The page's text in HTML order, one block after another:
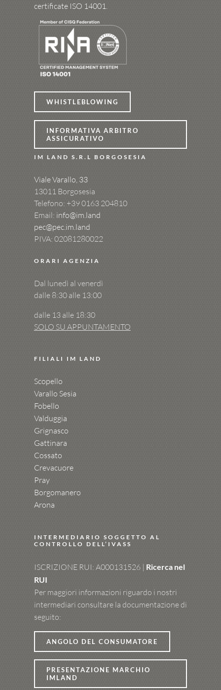
certificate ISO 14001.
WHISTLEBLOWING
INFORMATIVA ARBITRO
ASSICURATIVO
IM LAND S.R.L BORGOSESIA
Viale Varallo, 33
13011 Borgosesia
Telefono: +390163 204810
Email: info@im.land
pec@pec.im.land
PIVA: 02081280022
ORARI AGENZIA
Dal lunedì al venerdì
dalle 8:30 alle 13:00
dalle 13 alle 18:30
SOLO SU APPUNTAMENTO
FILIALI IM LAND
Scopello
Varallo Sesia
Fobello
Valduggia
Grignasco
Gattinara
Cossato
Crevacuore
Pray
Borgomanero
Arona
INTERMEDIARIO SOGGETTO AL
CONTROLLO DELL’IVASS
ISCRIZIONE RUI: A000131526 | Ricerca nel
RUI
Per maggiori informazioni riguardo i nostri
intermediari consultare la documentazione di
seguito:
ANGOLO DEL CONSUMATORE
PRESENTAZIONE MARCHIO
IMLAND